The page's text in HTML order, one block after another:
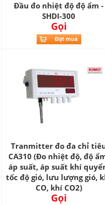
Đầu đo nhiệt độ độ ẩm -
SHDI-300
Gọi
Tranmitter đo đa chỉ
CA310 (Đo nhiệt độ, độ
áp suất, áp suất khí
tốc độ gió, lưu lượng gió,
CO, khí CO2)
Gọi